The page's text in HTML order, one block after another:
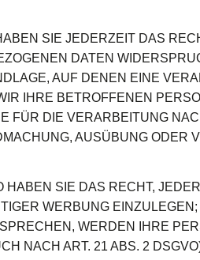
SIE JEDERZEIT DAS
DATEN
AUF DENEN EINE
IHRE BETROFFENEN
FÜR DIE VERARBEITUNG
AUSÜBUNG ODER
SIE DAS RECHT,
WERBUNG
WERDEN IHRE
NACH ART. 21 ABS. 2